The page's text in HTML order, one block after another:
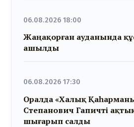
06.08.2026 18:00
Жаңақорған ауданында
ашылды
06.08.2026 17:30
Оралда «Халық
Степанович Гапичті
шығарып салды